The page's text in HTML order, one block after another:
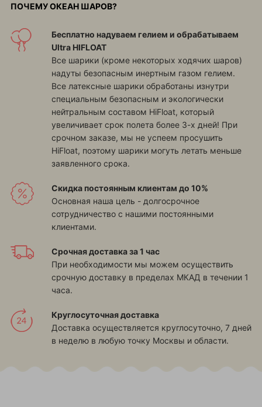
ПОЧЕМУ ОКЕАН ШАРОВ?
Бесплатно надуваем гелием и обрабатываем
Ultra HIFLOAT
Все шарики (кроме некоторых ходячих шаров)
надуты безопасным инертным газом гелием.
Все латексные шарики обработаны изнутри
специальным безопасным и экологически
нейтральным составом HiFloat, который
увеличивает срок полета более 3-х дней! При
срочном заказе, мы не успеем просушить
HiFloat, поэтому шарики могуть летать меньше
заявленного срока.
Скидка постоянным клиентам до 10%
Основная наша цель - долгосрочное
сотрудничество с нашими постоянными
клиентами.
Срочная доставка за 1 час
При необходимости мы можем осуществить
срочную доставку в пределах МКАД в течении 1
часа.
Круглосуточная доставка
Доставка осуществляется круглосуточно, 7 дней
в неделю в любую точку Москвы и области.